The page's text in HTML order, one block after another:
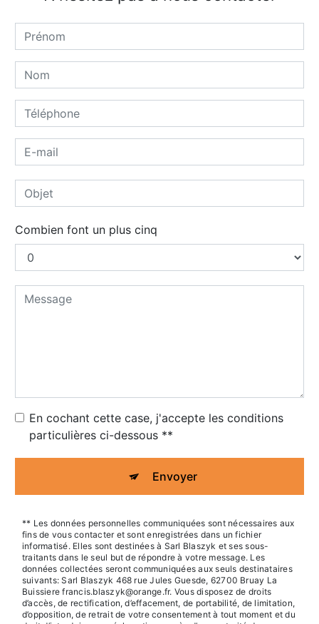
Combien font un plus cinq
En cochant cette case, j'accepte les conditions
particulières ci-dessous **
Envoyer
** Les données personnelles communiquées sont nécessaires aux
fins de vous contacter et sont enregistrées dans un fichier
informatisé. Elles sont destinées à Sarl Blaszyk et ses sous-
traitants dans le seul but de répondre à votre message. Les
données collectées seront communiquées aux seuls destinataires
suivants: Sarl Blaszyk 468 rue Jules Guesde, 62700 Bruay La
Buissiere francis.blaszyk@orange.fr. Vous disposez de droits
d’accès, de rectification, d’effacement, de portabilité, de limitation,
d’opposition, de retrait de votre consentement à tout moment et du